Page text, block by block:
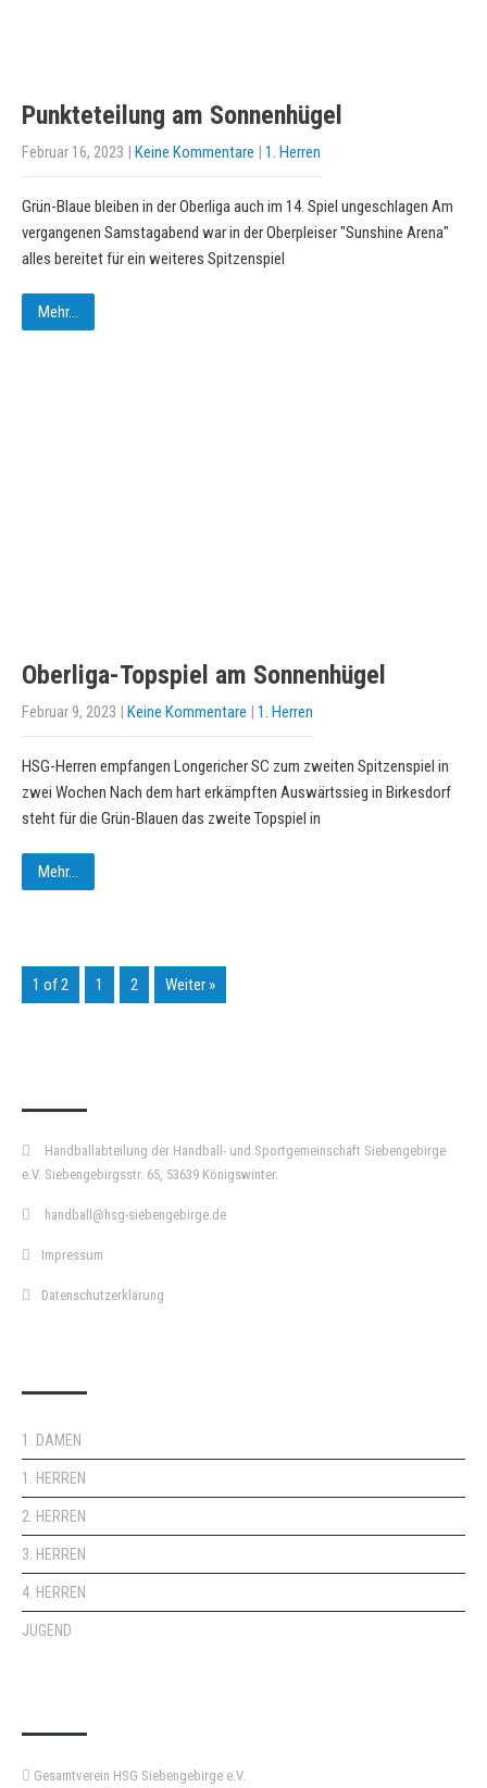
Punkteteilung am Sonnenhügel
Februar 16, 2023 | Keine Kommentare | 1. Herren
Grün-Blaue bleiben in der Oberliga auch im 14. Spiel ungeschlagen Am
vergangenen Samstagabend war in der Oberpleiser "Sunshine Arena"
alles bereitet für ein weiteres Spitzenspiel
Mehr...
Oberliga-Topspiel am Sonnenhügel
Februar 9, 2023 | Keine Kommentare | 1. Herren
HSG-Herren empfangen Longericher SC zum zweiten Spitzenspiel in
zwei Wochen Nach dem hart erkämpften Auswärtssieg in Birkesdorf
steht für die Grün-Blauen das zweite Topspiel in
Mehr...
1 of 2 1 2 Weiter »
Handballabteilung der Handball- und Sportgemeinschaft Siebengebirge
e.V. Siebengebirgsstr. 65, 53639 Königswinter.
handball@hsg-siebengebirge.de
Impressum
Datenschutzerklärung
1. DAMEN
1. HERREN
2. HERREN
3. HERREN
4. HERREN
JUGEND
Gesamtverein HSG Siebengebirge e.V.